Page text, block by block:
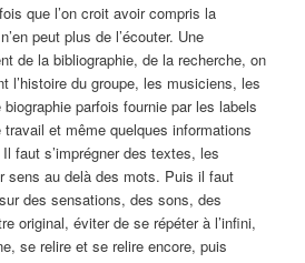
que l’on croit avoir compris la
peut plus de l’écouter. Une
de la bibliographie, de la recherche, on
l’histoire du groupe, les musiciens, les
parfois fournie par les labels
et même quelques informations
faut s’imprégner des textes, les
sens au delà des mots. Puis il faut
des sensations, des sons, des
original, éviter de se répéter à l’infini,
se relire et se relire encore, puis